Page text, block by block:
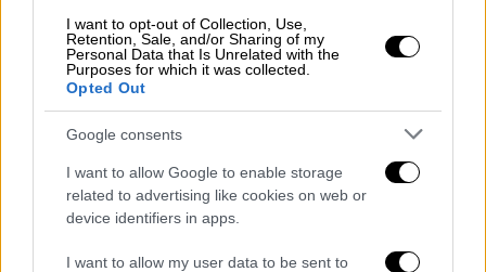
I want to opt-out of Collection, Use,
Retention, Sale, and/or Sharing of my
Personal Data that Is Unrelated with the
Purposes for which it was collected.
Opted Out
Google consents
I want to allow Google to enable storage
related to advertising like cookies on web or
device identifiers in apps.
I want to allow my user data to be sent to
ανθρώπινο λάθος είναι μια
Η τελευταία ανάλογη τραγωδία στην Ευρώπη
έγινε το2016
στοBad Aibling της Γερμανίας σκοτώθηκαν
12 άνθρωποι. Σε εκείνο το περιστατικό,
κρίθηκε υπεύθυνος ένας αφηρημένος
εργαζόμενος, ο οποίος επέτρεψε σε δύο
τρένα να ταξιδέψουν προς αντίθετες
κατευθύνσεις σε μονόδρομη γραμμή.